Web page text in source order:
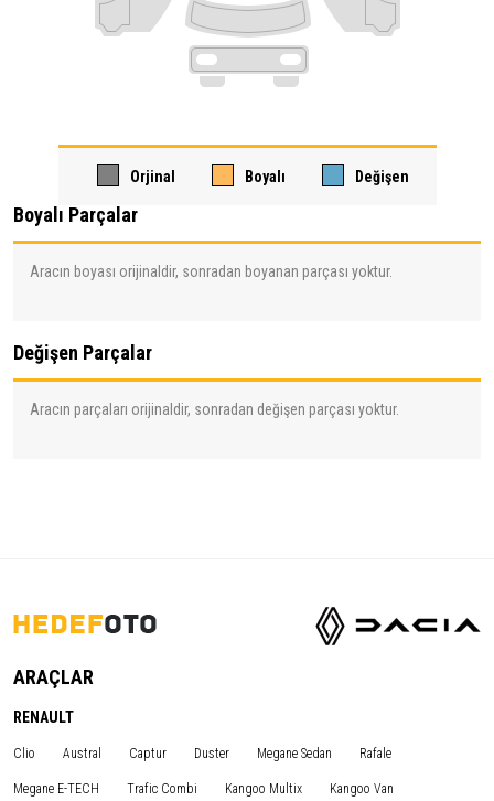
Orjinal Boyalı Değişen
Boyalı Parçalar
Aracın boyası orijinaldir, sonradan boyanan parçası yoktur.
Değişen Parçalar
Aracın parçaları orijinaldir, sonradan değişen parçası yoktur.
ARAÇLAR
RENAULT
Clio Austral Captur Duster Megane Sedan Rafale
Megane E-TECH Trafic Combi Kangoo Multix Kangoo Van